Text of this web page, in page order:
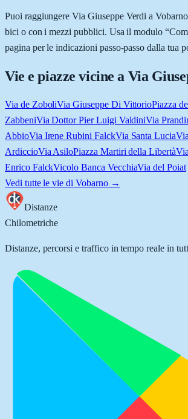
Puoi raggiungere Via Giuseppe Verdi a
bici o con i mezzi pubblici. Usa il modulo
pagina per le indicazioni passo-passo dalla tua
Vie e piazze vicine a Via
Via de ZoboliVia Giuseppe Di VittorioPiazza
ZabbeniVia Dottor Pier Luigi ValdiniVia
AbbioVia Irene Rubini FalckVia Santa Lucia
ArdiccioVia AsiloPiazza Martiri della Libertà
Enrico FalckVicolo Banca VecchiaVia del Poiat
Vedi tutte le vie di Vobarno→
Distanze
Chilometriche
Distanze, percorsi e traffico in tempo reale in